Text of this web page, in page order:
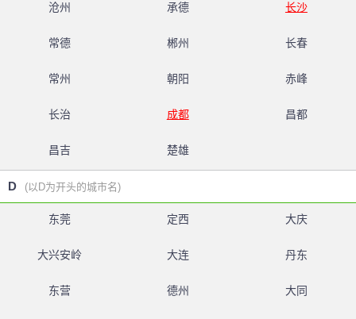
沧州 承德 长沙
常德 郴州 长春
常州 朝阳 赤峰
长治 成都 昌都
昌吉 楚雄
D (以D为开头的城市名)
东莞 定西 大庆
大兴安岭 大连 丹东
东营 德州 大同